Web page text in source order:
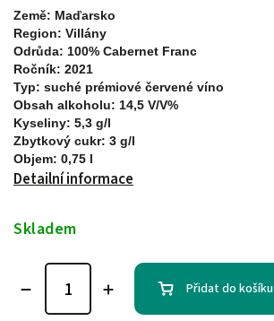
Země: Maďarsko
Region: Villány
Odrůda: 100% Cabernet Franc
Ročník: 2021
Typ: suché prémiové červené víno
Obsah alkoholu: 14,5 V/V%
Kyseliny: 5,3 g/l
Zbytkový cukr: 3 g/l
Objem: 0,75 l
Detailní informace
Skladem
Přidat do košíku